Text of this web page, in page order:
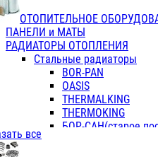
ОТОПИТЕЛЬНОЕ
ПАНЕЛИ и МАТЫ
РАДИАТОРЫ ОТОПЛЕНИЯ
Стальные радиаторы
BOR-PAN
OASIS
THERMALKING
THERMOKING
БОР-САН(старое
все